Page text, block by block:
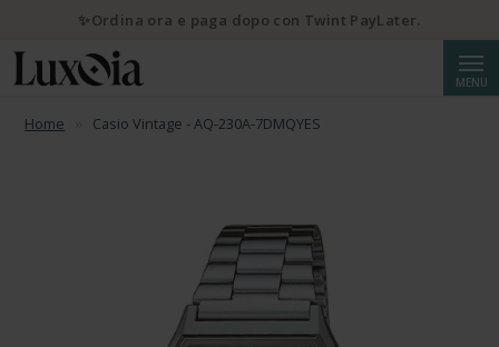
MENU
Home Casio Vintage - AQ-230A-7DMQYES
✨Ordina ora e paga dopo con Twint PayLater.